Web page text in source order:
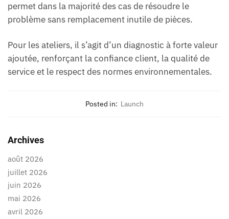
permet dans la majorité des cas de résoudre le
problème sans remplacement inutile de pièces.
Pour les ateliers, il s’agit d’un diagnostic à forte valeur
ajoutée, renforçant la confiance client, la qualité de
service et le respect des normes environnementales.
Posted in: Launch
Archives
août 2026
juillet 2026
juin 2026
mai 2026
avril 2026